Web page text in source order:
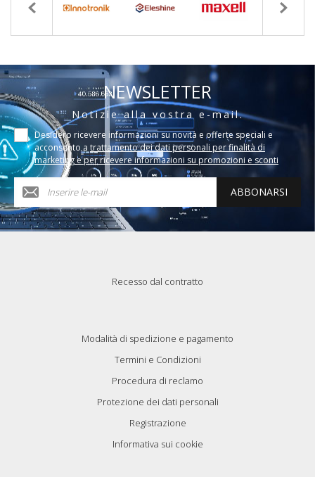
NEWSLETTER
Notizie alla vostra e-mail.
Desidero ricevere informazioni su novità e offerte speciali e
acconsento a trattamento dei dati personali per finalità di
marketing e per ricevere informazioni su promozioni e sconti
ABBONARSI
Recesso dal contratto
Modalità di spedizione e pagamento
Termini e Condizioni
Procedura di reclamo
Protezione dei dati personali
Registrazione
Informativa sui cookie